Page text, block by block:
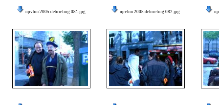
npvbm 2005 debriefing 081.jpg npvbm 2005 debriefing 082.jpg